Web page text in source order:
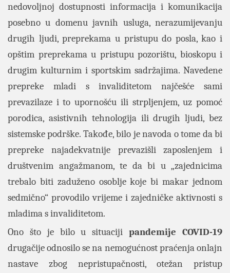
nedovoljnoj dostupnosti informacija i komunikacija
posebno u domenu javnih usluga, nerazumijevanju
drugih ljudi, preprekama u pristupu do posla, kao i
opštim preprekama u pristupu pozorištu, bioskopu i
drugim kulturnim i sportskim sadržajima. Navedene
prepreke mladi s invaliditetom najčešće sami
prevazilaze i to upornošću ili strpljenjem, uz pomoć
porodica, asistivnih tehnologija ili drugih ljudi, bez
sistemske podrške. Takođe, bilo je navoda o tome da bi
prepreke najadekvatnije prevazišli zaposlenjem i
društvenim angažmanom, te da bi u „zajednicima
trebalo biti zaduženo osoblje koje bi makar jednom
sedmično“ provodilo vrijeme i zajedničke aktivnosti s
mladima s invaliditetom.
Ono što je bilo u situacijipandemije COVID-19
drugačije odnosilo se na nemogućnost praćenja onlajn
nastave zbog nepristupačnosti, otežan pristup